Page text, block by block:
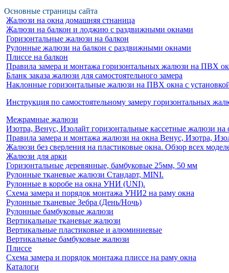
Основные страницы сайта
Жалюзи на окна домашняя стнаница
Жалюзи на балкон и лоджию c раздвижными окнами
Горизонтальные жалюзи на балкон
Рулонные жалюзи на балкон с раздвижными окнами
Плиссе на балкон
Правила замера и монтажа горизонтальных жалюзи на ПВХ
Бланк заказа жалюзи для самостоятельного замера
Наклонные горизонтальные жалюзи на ПВХ окна с
Инструкция по самостоятельному замеру горизонтальных
Межрамные жалюзи
Изотра, Венус, Изолайт горизонтальные кассетные жалюзи на
Правила замера и монтажа жалюзи на окна Венус, Изотра,
Жалюзи без сверления на пластиковые окна. Обзор всех
Жалюзи для арки
Горизонтальные деревянные, бамбуковые 25мм, 50 мм
Рулонные тканевые жалюзи Стандарт, MINI.
Рулонные в коробе на окна УНИ (UNI).
Схема замера и порядок монтажа УНИ2 на раму окна
Рулонные тканевые Зебра (День/Ночь)
Рулонные бамбуковые жалюзи
Вертикальные тканевые жалюзи
Вертикальные пластиковые и алюминиевые
Вертикальные бамбуковые жалюзи
Плиссе
Схема замера и порядок монтажа плиссе на раму окна
Каталоги